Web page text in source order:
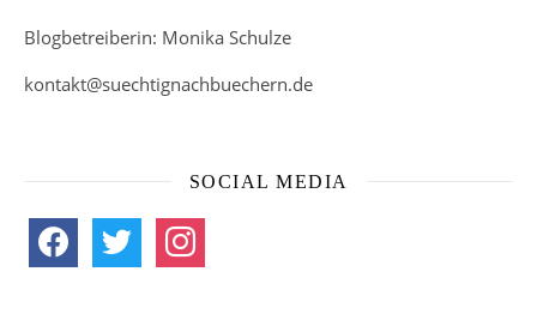
Blogbetreiberin: Monika Schulze
kontakt@suechtignachbuechern.de
SOCIAL MEDIA
facebook twitter instagram